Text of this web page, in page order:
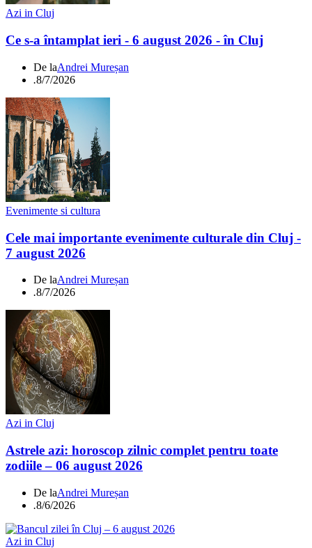
Azi in Cluj
Ce s-a întamplat ieri - 6 august 2026 - în Cluj
De laAndrei Mureșan
.8/7/2026
Evenimente si cultura
Cele mai importante evenimente culturale din Cluj -
7 august 2026
De laAndrei Mureșan
.8/7/2026
Azi in Cluj
Astrele azi: horoscop zilnic complet pentru toate
zodiile – 06 august 2026
De laAndrei Mureșan
.8/6/2026
Azi in Cluj